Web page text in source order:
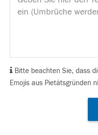
Bitte beachten Sie, dass
Emojis aus Pietätsgründen